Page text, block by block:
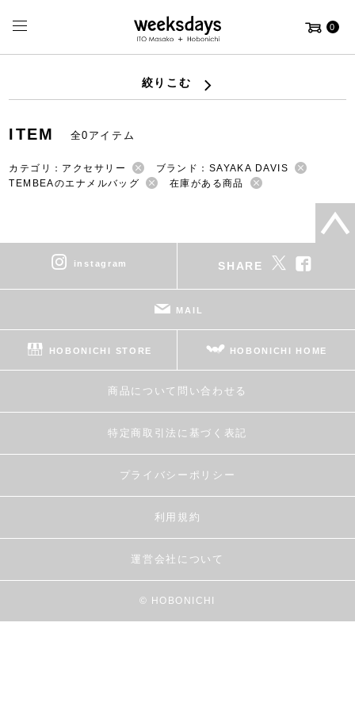
0
絞りこむ
ITEM 全0アイテム
カテゴリ：アクセサリー
ブランド：SAYAKA DAVIS
TEMBEAのエナメルバッグ
在庫がある商品
instagram SHARE
MAIL
HOBONICHI STORE HOBONICHI HOME
商品について問い合わせる
特定商取引法に基づく表記
プライバシーポリシー
利用規約
運営会社について
© HOBONICHI